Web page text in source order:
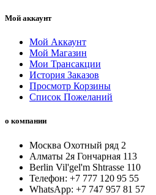
Мой аккаунт
Мой Аккаунт
Мой Магазин
Мои Трансакции
История Заказов
Просмотр Корзины
Список Пожеланий
о компании
Москва Охотный ряд 2
Алматы 2я Гончарная 113
Berlin Vil'gel'm Shtrasse 110
Телефон: +7 777 120 95 55
WhatsApp: +7 747 957 81 57